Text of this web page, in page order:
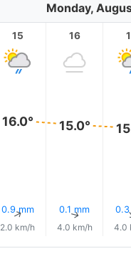
Monday,
15
16.0°
0.9 mm
↑
2.0 km/h
16
15.0°
0.1 mm
↑
4.0 km/h
0.3
4.0